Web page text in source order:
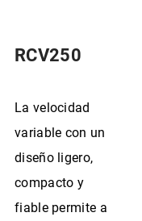
RCV250
La velocidad
variable con un
diseño ligero,
compacto y
fiable permite a